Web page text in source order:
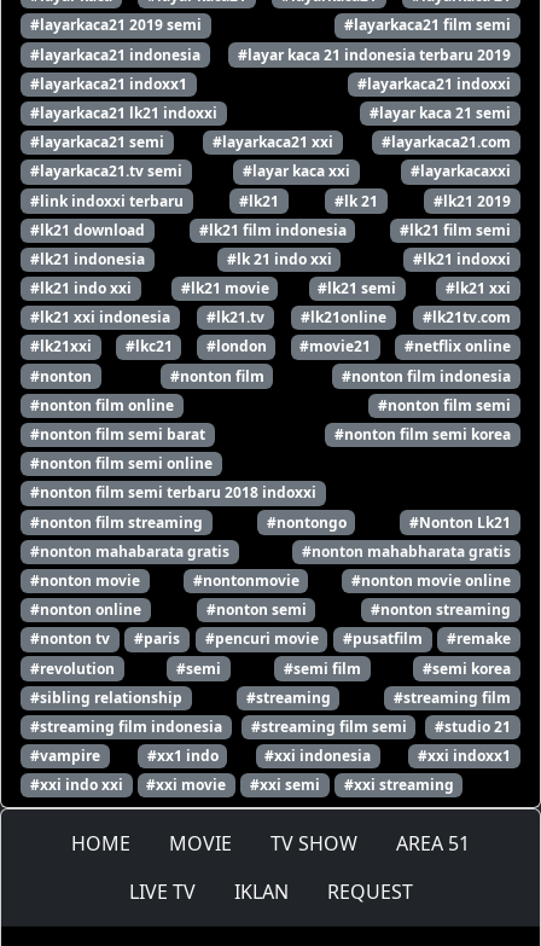
#layarkaca21 2019 semi
#layarkaca21 film semi
#layarkaca21 indonesia
#layar kaca 21 indonesia terbaru 2019
#layarkaca21 indoxx1
#layarkaca21 indoxxi
#layarkaca21 lk21 indoxxi
#layar kaca 21 semi
#layarkaca21 semi
#layarkaca21 xxi
#layarkaca21.com
#layarkaca21.tv semi
#layar kaca xxi
#layarkacaxxi
#link indoxxi terbaru
#lk21 #lk 21
#lk21 2019
#lk21 download
#lk21 film indonesia
#lk21 film semi
#lk21 indonesia
#lk 21 indo xxi
#lk21 indoxxi
#lk21 indo xxi
#lk21 movie #lk21 semi
#lk21 xxi
#lk21 xxi indonesia
#lk21.tv #lk21online
#lk21tv.com
#lk21xxi
#lkc21 #london #movie21
#netflix online
#nonton
#nonton film
#nonton film indonesia
#nonton film online
#nonton film semi
#nonton film semi barat
#nonton film semi korea
#nonton film semi online
#nonton film semi terbaru 2018 indoxxi
#nonton film streaming
#nontongo
#Nonton Lk21
#nonton mahabarata gratis
#nonton mahabharata gratis
#nonton movie
#nontonmovie
#nonton movie online
#nonton online
#nonton semi
#nonton streaming
#nonton tv
#paris #pencuri movie #pusatfilm
#remake
#revolution
#semi #semi film
#semi korea
#sibling relationship
#streaming
#streaming film
#streaming film indonesia
#streaming film semi
#studio 21
#vampire
#xx1 indo #xxi indonesia
#xxi indoxx1
#xxi indo xxi
#xxi movie #xxi semi #xxi streaming
HOME MOVIE TV SHOW
AREA 51
LIVE TV
IKLAN REQUEST